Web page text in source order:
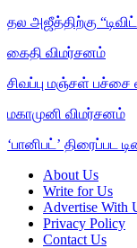
தல அஜீத்திற்கு
கைதி விமர்சனம்
சிவப்பு மஞ்சள் பச்சை
மகாமுனி விமர்சனம்
‘பானிபட்’ திரைப்பட
About Us
Write for Us
Advertise With
Privacy Policy
Contact Us